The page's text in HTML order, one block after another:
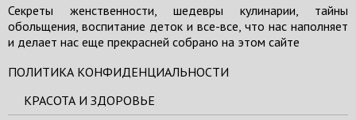
Секреты женственности, шедевры кулинарии, тайны
обольщения, воспитание деток и все-все, что нас наполняет
и делает нас еще прекрасней собрано на этом сайте
ПОЛИТИКА КОНФИДЕНЦИАЛЬНОСТИ
КРАСОТА И ЗДОРОВЬЕ